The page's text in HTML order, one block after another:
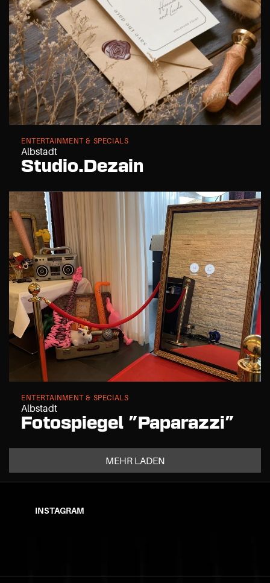
ENTERTAINMENT & SPECIALS
Albstadt
Studio.Dezain
ENTERTAINMENT & SPECIALS
Albstadt
Fotospiegel "Paparazzi"
MEHR LADEN
INSTAGRAM